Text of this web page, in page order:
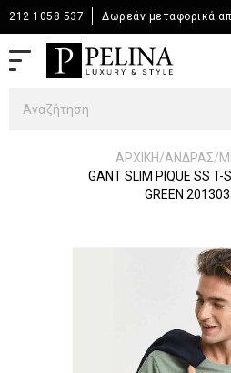
212 1058 537 Δωρεάν μεταφορικά
ΑΡΧΙΚΉ/ΆΝΔΡΑΣ/
GANT SLIM PIQUE SS T-
GREEN